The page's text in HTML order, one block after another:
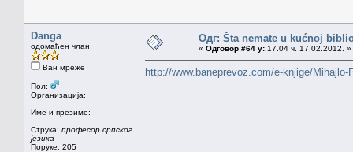
Danga
одомаћен члан
Ван мреже
Пол:
Организација:
Име и презиме:
Струка: професор српског
језика
Поруке: 205
Одг: Šta nemate u kućnoj
« Одговор #64 у: 17.04 ч. 17.02.2012. »
http://www.baneprevoz.com/e-knjige/